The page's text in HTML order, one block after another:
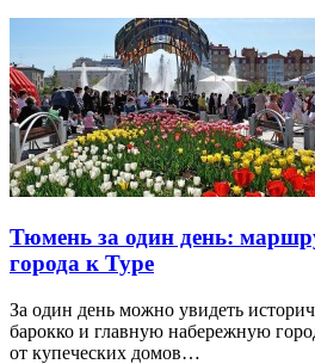
Тюмень за один день:
города к Туре
За один день можно увидеть
барокко и главную набережную
от купеческих домов…